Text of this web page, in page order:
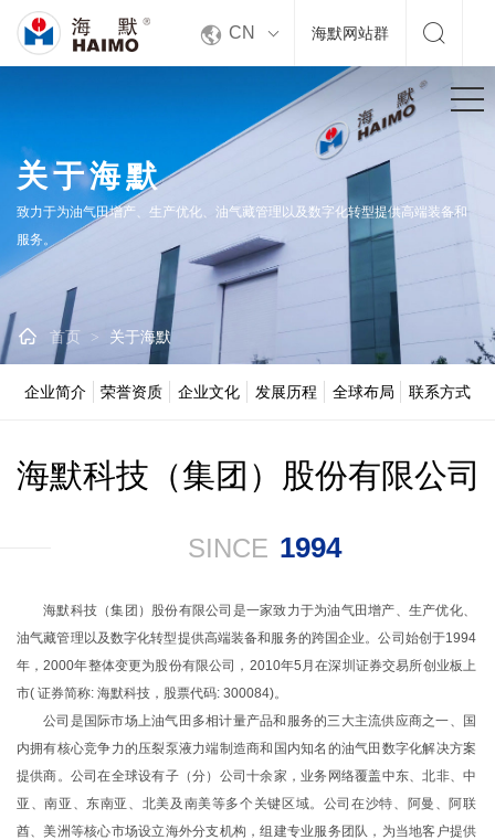
 CN 海默网站群 
关于海默
致力于为油气田增产、生产优化、油气藏管理以及数字化转型提供高端装备和
服务。
 首页 > 关于海默
企业简介 荣誉资质 企业文化 发展历程 全球布局 联系方式
海默科技（集团）股份有限公司
SINCE 1994
海默科技（集团）股份有限公司是一家致力于为油气田增产、生产优化、
油气藏管理以及数字化转型提供高端装备和服务的跨国企业。公司始创于1994
年，2000年整体变更为股份有限公司，2010年5月在深圳证券交易所创业板上
市( 证券简称: 海默科技，股票代码: 300084)。
公司是国际市场上油气田多相计量产品和服务的三大主流供应商之一、国
内拥有核心竞争力的压裂泵液力端制造商和国内知名的油⽓⽥数字化解决⽅案
提供商。 公司在全球设有子（分）公司十余家，业务网络覆盖中东、北非、中
亚、南亚、东南亚、北美及南美等多个关键区域。 公司在沙特、阿曼、阿联
酋、美洲等核心市场设立海外分支机构，组建专业服务团队，为当地客户提供